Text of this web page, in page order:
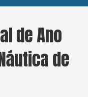
de Ano
de